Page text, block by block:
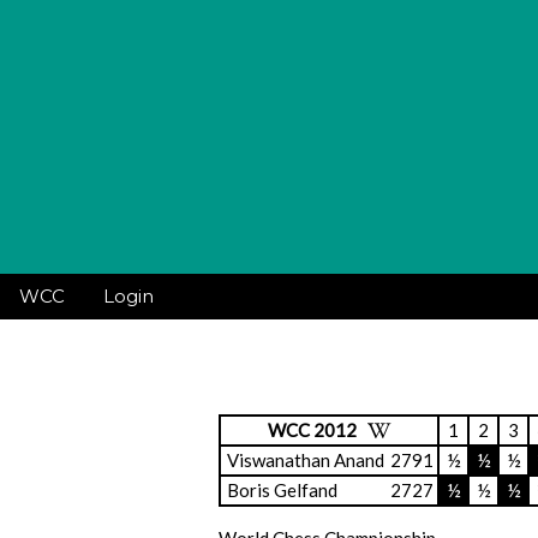
WCC Login
WCC 2012 1 2 3
Viswanathan Anand 2791 ½ ½ ½
Boris Gelfand
2727 ½ ½ ½